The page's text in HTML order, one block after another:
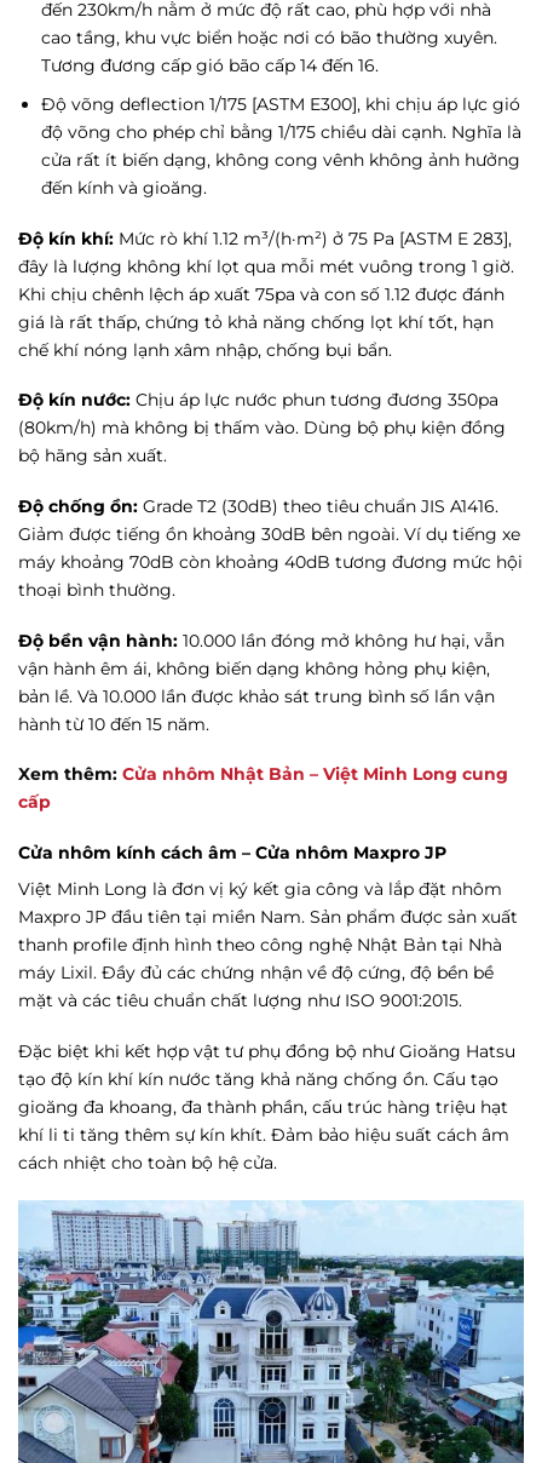
đến 230km/h nằm ở mức độ rất cao, phù hợp với nhà
cao tầng, khu vực biển hoặc nơi có bão thường xuyên.
Tương đương cấp gió bão cấp 14 đến 16.
Độ võng deflection 1/175 [ASTM E300], khi chịu áp lực gió
độ võng cho phép chỉ bằng 1/175 chiều dài cạnh. Nghĩa là
cửa rất ít biến dạng, không cong vênh không ảnh hưởng
đến kính và gioăng.
Độ kín khí: Mức rò khí 1.12 m³/(h·m²) ở 75 Pa [ASTM E 283],
đây là lượng không khí lọt qua mỗi mét vuông trong 1 giờ.
Khi chịu chênh lệch áp xuất 75pa và con số 1.12 được đánh
giá là rất thấp, chứng tỏ khả năng chống lọt khí tốt, hạn
chế khí nóng lạnh xâm nhập, chống bụi bẩn.
Độ kín nước: Chịu áp lực nước phun tương đương 350pa
(80km/h) mà không bị thấm vào. Dùng bộ phụ kiện đồng
bộ hãng sản xuất.
Độ chống ồn: Grade T2 (30dB) theo tiêu chuẩn JIS A1416.
Giảm được tiếng ồn khoảng 30dB bên ngoài. Ví dụ tiếng xe
máy khoảng 70dB còn khoảng 40dB tương đương mức hội
thoại bình thường.
Độ bền vận hành: 10.000 lần đóng mở không hư hại, vẫn
vận hành êm ái, không biến dạng không hỏng phụ kiện,
bản lề. Và 10.000 lần được khảo sát trung bình số lần vận
hành từ 10 đến 15 năm.
Xem thêm: Cửa nhôm Nhật Bản – Việt Minh Long cung
cấp
Cửa nhôm kính cách âm – Cửa nhôm Maxpro JP
Việt Minh Long là đơn vị ký kết gia công và lắp đặt nhôm
Maxpro JP đầu tiên tại miền Nam. Sản phẩm được sản xuất
thanh profile định hình theo công nghệ Nhật Bản tại Nhà
máy Lixil. Đầy đủ các chứng nhận về độ cứng, độ bền bề
mặt và các tiêu chuẩn chất lượng như ISO 9001:2015.
Đặc biệt khi kết hợp vật tư phụ đồng bộ như Gioăng Hatsu
tạo độ kín khí kín nước tăng khả năng chống ồn. Cấu tạo
gioăng đa khoang, đa thành phần, cấu trúc hàng triệu hạt
khí li ti tăng thêm sự kín khít. Đảm bảo hiệu suất cách âm
cách nhiệt cho toàn bộ hệ cửa.